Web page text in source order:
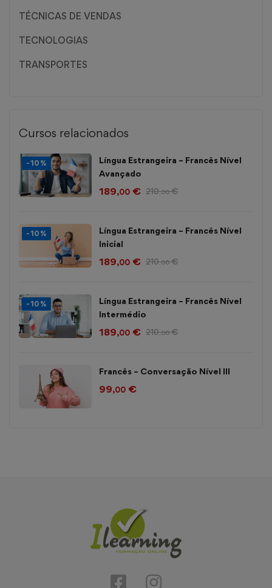
TÉCNICAS DE VENDAS
TECNOLOGIAS
TRANSPORTES
Cursos relacionados
-10%
Língua Estrangeira – Francês Nível
Avançado
189,00 € 210,00 €
-10%
Língua Estrangeira – Francês Nível
Inicial
189,00 € 210,00 €
-10%
Língua Estrangeira – Francês Nível
Intermédio
189,00 € 210,00 €
Francês – Conversação Nível III
99,00 €